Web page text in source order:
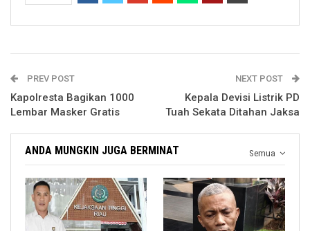
PREV POST
Kapolresta Bagikan 1000
Lembar Masker Gratis
NEXT POST
Kepala Devisi Listrik PD
Tuah Sekata Ditahan Jaksa
Semua
ANDA MUNGKIN JUGA BERMINAT